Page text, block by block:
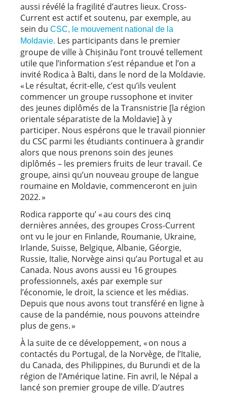
aussi révélé la fragilité d’autres lieux. Cross-
Current est actif et soutenu, par exemple, au
sein du CSC, le mouvement national de la
Moldavie. Les participants dans le premier
groupe de ville à Chișinău l’ont trouvé tellement
utile que l’information s’est répandue et l’on a
invité Rodica à Balti, dans le nord de la Moldavie.
« Le résultat, écrit-elle, c’est qu’ils veulent
commencer un groupe russophone et inviter
des jeunes diplômés de la Transnistrie [la région
orientale séparatiste de la Moldavie] à y
participer. Nous espérons que le travail pionnier
du CSC parmi les étudiants continuera à grandir
alors que nous prenons soin des jeunes
diplômés – les premiers fruits de leur travail. Ce
groupe, ainsi qu’un nouveau groupe de langue
roumaine en Moldavie, commenceront en juin
2022. »
Rodica rapporte qu’ « au cours des cinq
dernières années, des groupes Cross-Current
ont vu le jour en Finlande, Roumanie, Ukraine,
Irlande, Suisse, Belgique, Albanie, Géorgie,
Russie, Italie, Norvège ainsi qu’au Portugal et au
Canada. Nous avons aussi eu 16 groupes
professionnels, axés par exemple sur
l’économie, le droit, la science et les médias.
Depuis que nous avons tout transféré en ligne à
cause de la pandémie, nous pouvons atteindre
plus de gens. »
À la suite de ce développement, « on nous a
contactés du Portugal, de la Norvège, de l’Italie,
du Canada, des Philippines, du Burundi et de la
région de l’Amérique latine. Fin avril, le Népal a
lancé son premier groupe de ville. D’autres